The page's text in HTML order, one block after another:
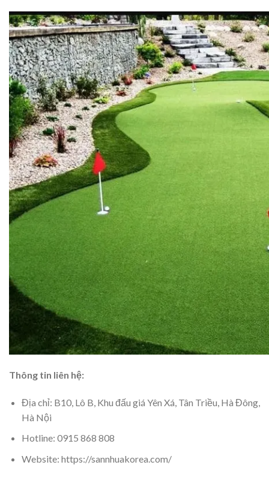
Thông tin liên hệ:
Địa chỉ: B10, Lô B, Khu đấu giá Yên Xá, Tân Triều, Hà Đông,
Hà Nội
Hotline: 0915 868 808
Website: https://sannhuakorea.com/